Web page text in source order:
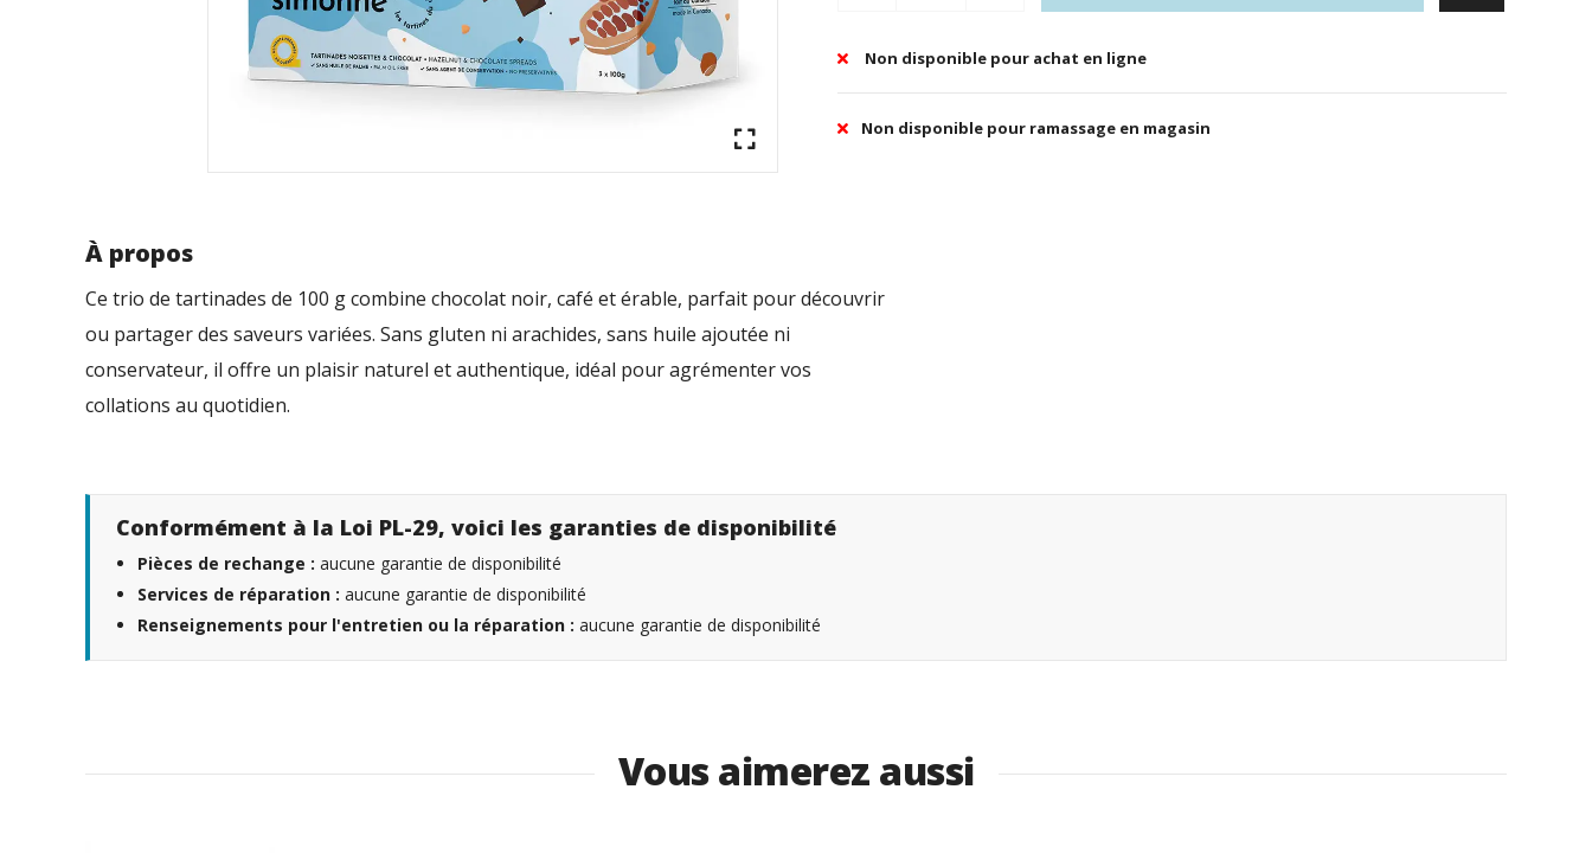
Non disponible pour achat en ligne
Non disponible pour ramassage en magasin
À propos
Ce trio de tartinades de 100 g combine chocolat noir, café et érable, parfait pour découvrir
ou partager des saveurs variées. Sans gluten ni arachides, sans huile ajoutée ni
conservateur, il offre un plaisir naturel et authentique, idéal pour agrémenter vos
collations au quotidien.
Conformément à la Loi PL-29, voici les garanties de disponibilité
Pièces de rechange : aucune garantie de disponibilité
Services de réparation : aucune garantie de disponibilité
Renseignements pour l'entretien ou la réparation : aucune garantie de disponibilité
Vous aimerez aussi